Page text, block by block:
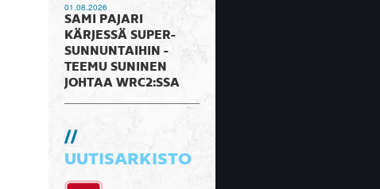
01.08.2026
SAMI PAJARI
KÄRJESSÄ SUPER-
SUNNUNTAIHIN -
TEEMU SUNINEN
JOHTAA WRC2:SSA
UUTISARKISTO